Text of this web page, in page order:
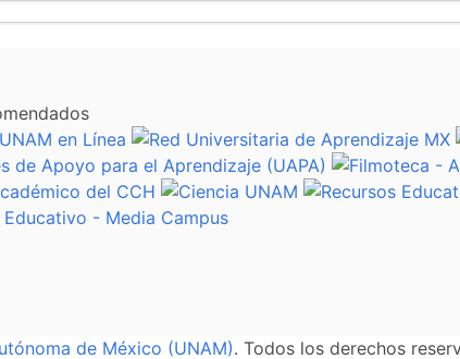
de México (UNAM). Todos los derechos